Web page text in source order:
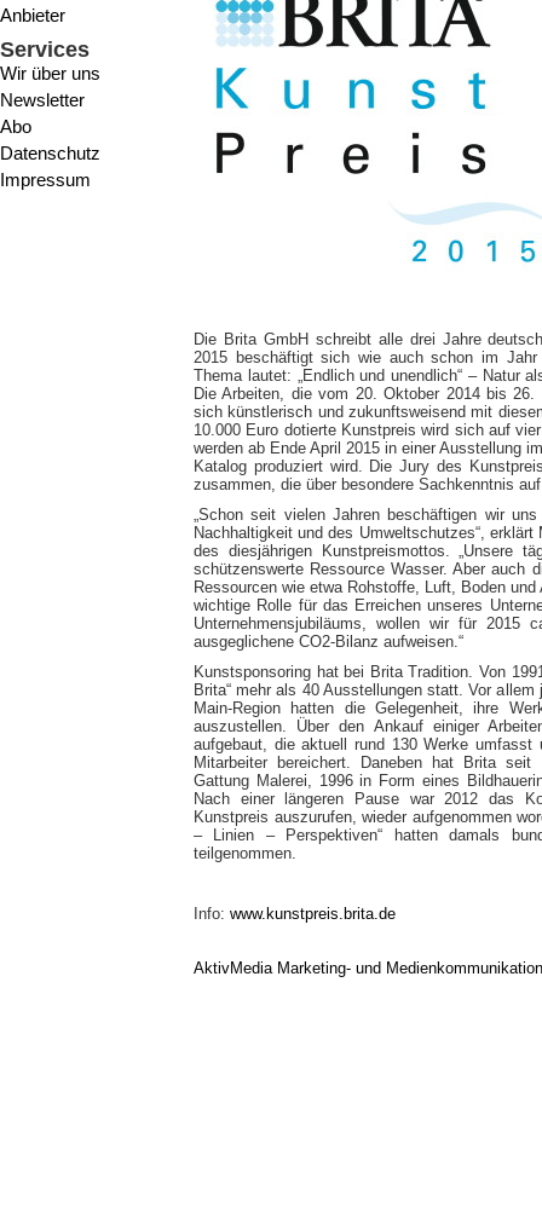
Anbieter
Services
Wir über uns
Newsletter
Abo
Datenschutz
Impressum
Die Brita GmbH schreibt alle drei Jahre
2015 beschäftigt sich wie auch schon im
Thema lautet: „Endlich und unendlich“ – Natur
Die Arbeiten, die vom 20. Oktober 2014 bis
sich künstlerisch und zukunftsweisend mit
10.000 Euro dotierte Kunstpreis wird sich auf
werden ab Ende April 2015 in einer Ausstellung
Katalog produziert wird. Die Jury des
zusammen, die über besondere Sachkenntnis
„Schon seit vielen Jahren beschäftigen wir
Nachhaltigkeit und des Umweltschutzes“,
des diesjährigen Kunstpreismottos. „Unsere
schützenswerte Ressource Wasser. Aber auch
Ressourcen wie etwa Rohstoffe, Luft, Boden
wichtige Rolle für das Erreichen unseres
Unternehmensjubiläums, wollen wir für
ausgeglichene CO2-Bilanz aufweisen.“
Kunstsponsoring hat bei Brita Tradition. Von
Brita“ mehr als 40 Ausstellungen statt. Vor
Main-Region hatten die Gelegenheit, ihre
auszustellen. Über den Ankauf einiger
aufgebaut, die aktuell rund 130 Werke umfasst
Mitarbeiter bereichert. Daneben hat Brita
Gattung Malerei, 1996 in Form eines
Nach einer längeren Pause war 2012 das
Kunstpreis auszurufen, wieder aufgenommen
– Linien – Perspektiven“ hatten damals
teilgenommen.
Info: www.kunstpreis.brita.de
AktivMedia Marketing- und